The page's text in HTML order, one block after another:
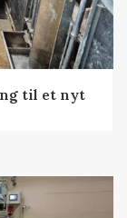
til et nyt